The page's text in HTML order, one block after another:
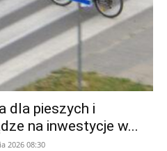
dla pieszych i
na inwestycje w...
2026 08:30